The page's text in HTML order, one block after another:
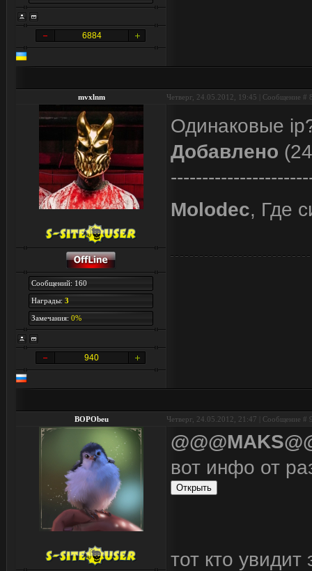
6884
mvxlnm Четверг, 24.05.2012, 19:45 | Сообщение #
Сообщений: 160
Награды: 3
Замечания: 0%
940
Одинаковые
Добавлено
Molodec, Где
BOPObeu Четверг, 24.05.2012, 21:47 | Сообщение #
вот инфо от
тот кто увидит